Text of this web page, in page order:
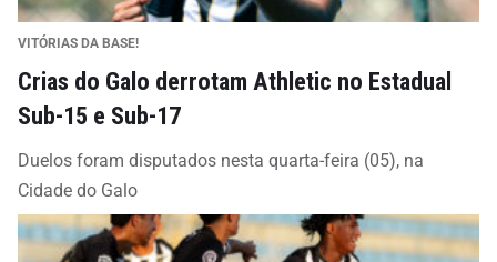
VITÓRIAS DA BASE!
Crias do Galo derrotam Athletic no Estadual
Sub-15 e Sub-17
Duelos foram disputados nesta quarta-feira (05), na
Cidade do Galo